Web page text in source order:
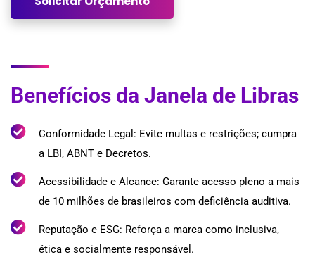
Benefícios da Janela de Libras
Conformidade Legal: Evite multas e restrições; cumpra
a LBI, ABNT e Decretos.
Acessibilidade e Alcance: Garante acesso pleno a mais
de 10 milhões de brasileiros com deficiência auditiva.
Reputação e ESG: Reforça a marca como inclusiva,
ética e socialmente responsável.